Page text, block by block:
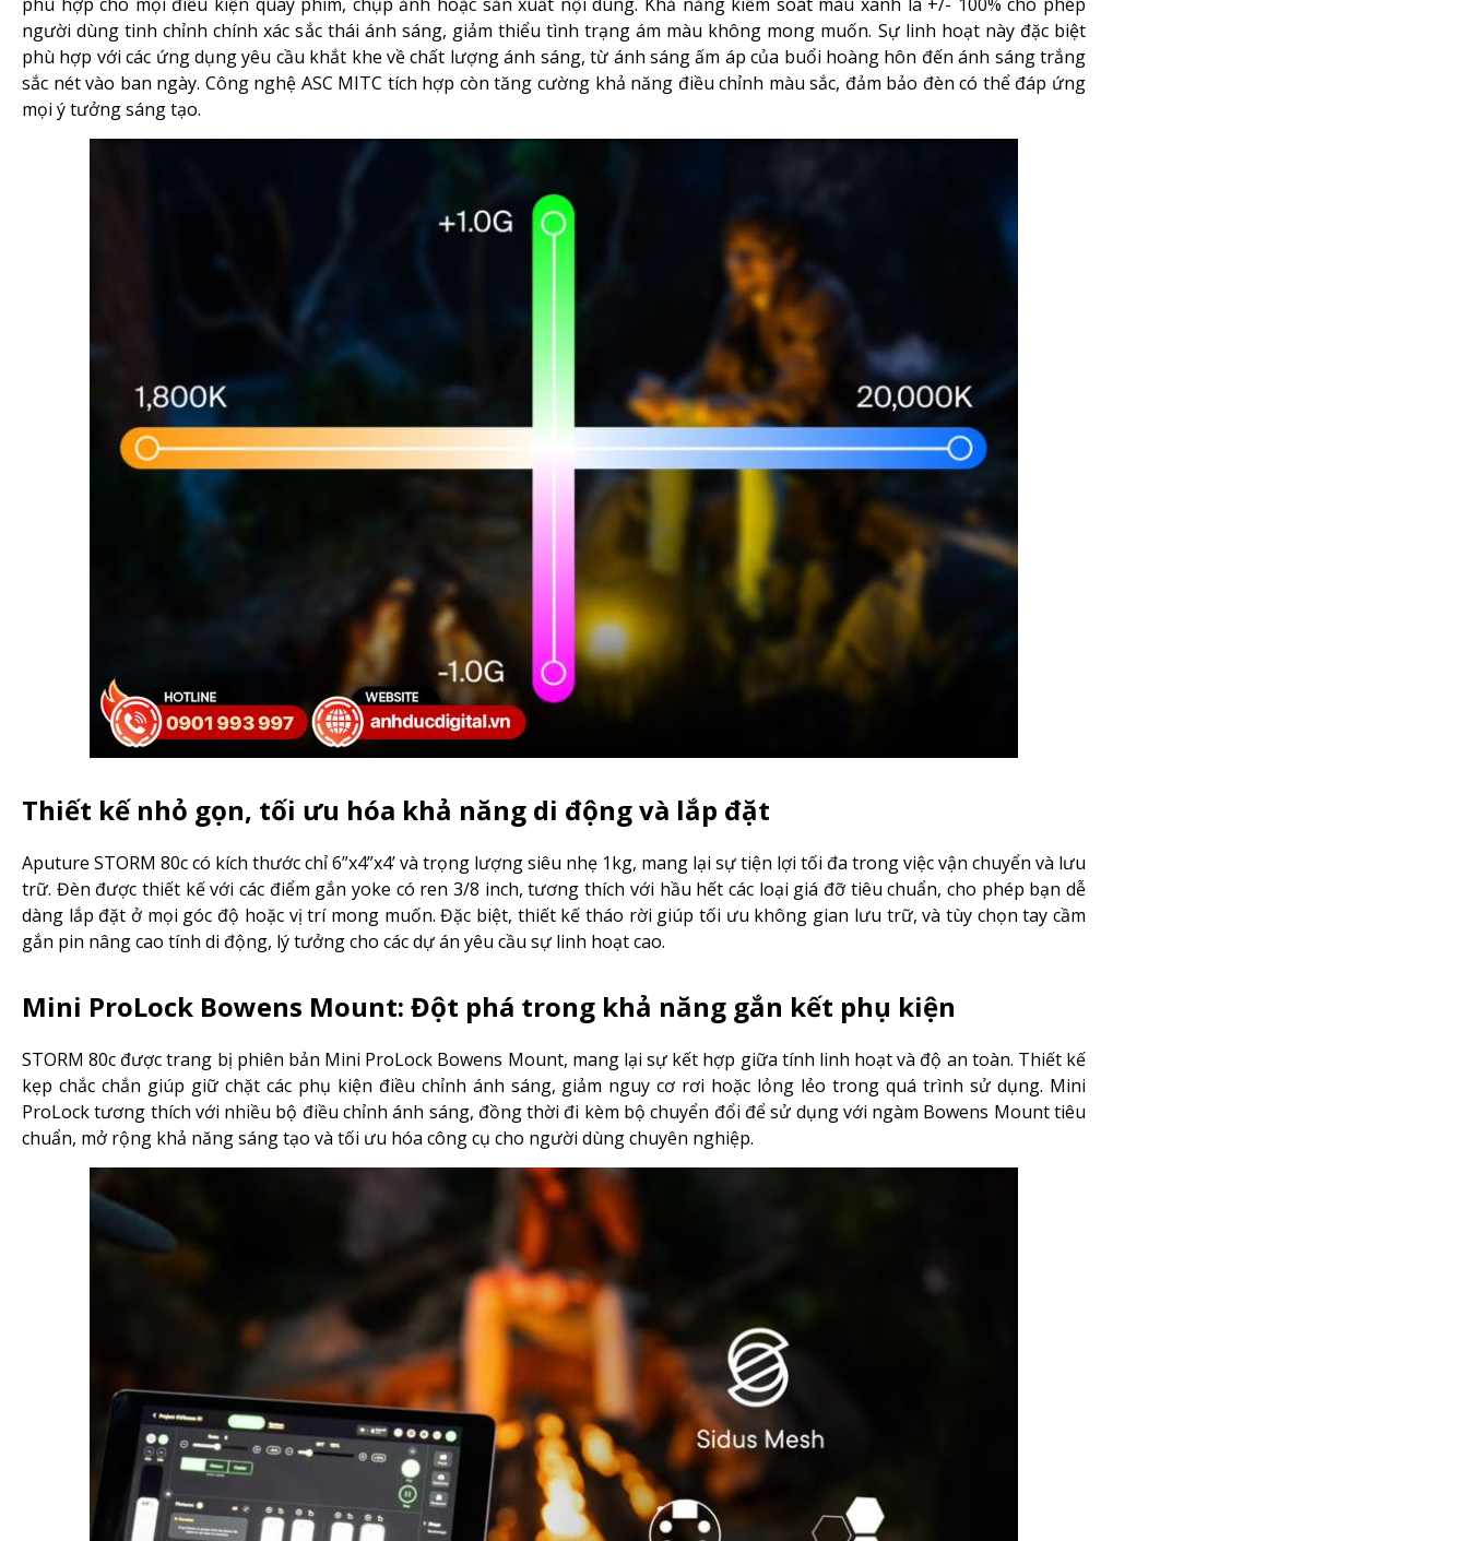
người dùng tinh chỉnh chính xác sắc thái ánh sáng, giảm thiểu tình trạng ám màu không mong muốn. Sự linh hoạt này đặc biệt
phù hợp với các ứng dụng yêu cầu khắt khe về chất lượng ánh sáng, từ ánh sáng ấm áp của buổi hoàng hôn đến ánh sáng trắng
sắc nét vào ban ngày. Công nghệ ASC MITC tích hợp còn tăng cường khả năng điều chỉnh màu sắc, đảm bảo đèn có thể đáp ứng
mọi ý tưởng sáng tạo.
Thiết kế nhỏ gọn, tối ưu hóa khả năng di động và lắp đặt
Aputure STORM 80c có kích thước chỉ 6”x4”x4’ và trọng lượng siêu nhẹ 1kg, mang lại sự tiện lợi tối đa trong việc vận chuyển và lưu
trữ. Đèn được thiết kế với các điểm gắn yoke có ren 3/8 inch, tương thích với hầu hết các loại giá đỡ tiêu chuẩn, cho phép bạn dễ
dàng lắp đặt ở mọi góc độ hoặc vị trí mong muốn. Đặc biệt, thiết kế tháo rời giúp tối ưu không gian lưu trữ, và tùy chọn tay cầm
gắn pin nâng cao tính di động, lý tưởng cho các dự án yêu cầu sự linh hoạt cao.
Mini ProLock Bowens Mount: Đột phá trong khả năng gắn kết phụ kiện
STORM 80c được trang bị phiên bản Mini ProLock Bowens Mount, mang lại sự kết hợp giữa tính linh hoạt và độ an toàn. Thiết kế
kẹp chắc chắn giúp giữ chặt các phụ kiện điều chỉnh ánh sáng, giảm nguy cơ rơi hoặc lỏng lẻo trong quá trình sử dụng. Mini
ProLock tương thích với nhiều bộ điều chỉnh ánh sáng, đồng thời đi kèm bộ chuyển đổi để sử dụng với ngàm Bowens Mount tiêu
chuẩn, mở rộng khả năng sáng tạo và tối ưu hóa công cụ cho người dùng chuyên nghiệp.